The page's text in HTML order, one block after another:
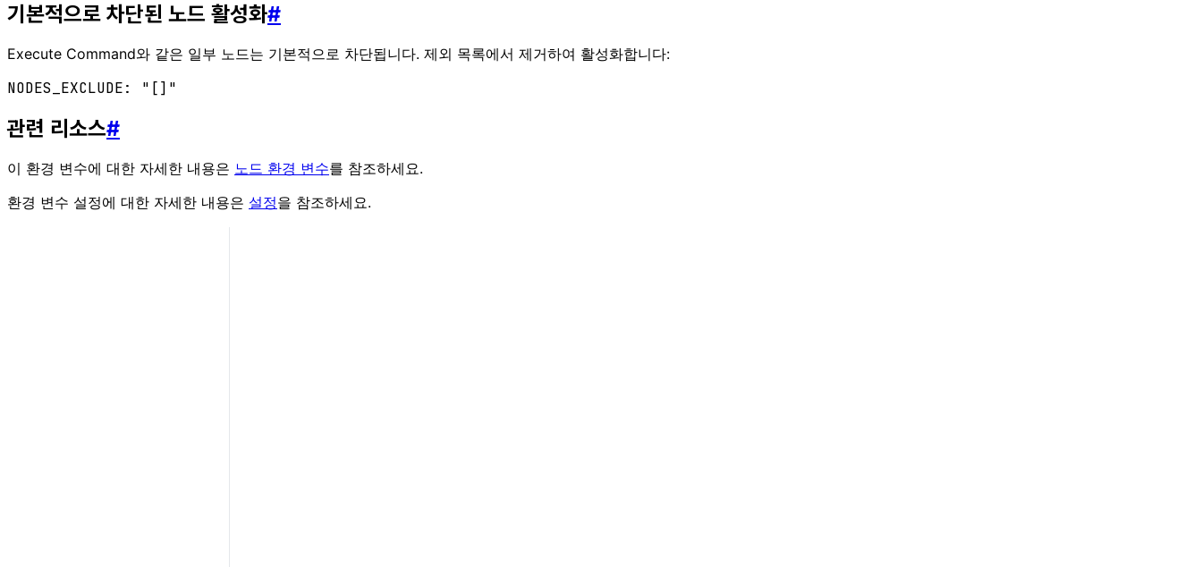
기본적으로 차단된 노드 활성화#
Execute Command와 같은 일부 노드는 기본적으로 차단됩니다. 제외 목록에서 제거하여 활성화합니다:
관련 리소스#
이 환경 변수에 대한 자세한 내용은 노드 환경 변수를 참조하세요.
환경 변수 설정에 대한 자세한 내용은 설정을 참조하세요.